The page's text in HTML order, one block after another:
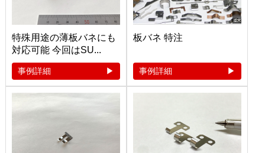
特殊用途の薄板バネにも
対応可能 今回はSU...
事例詳細
板バネ 特注
事例詳細